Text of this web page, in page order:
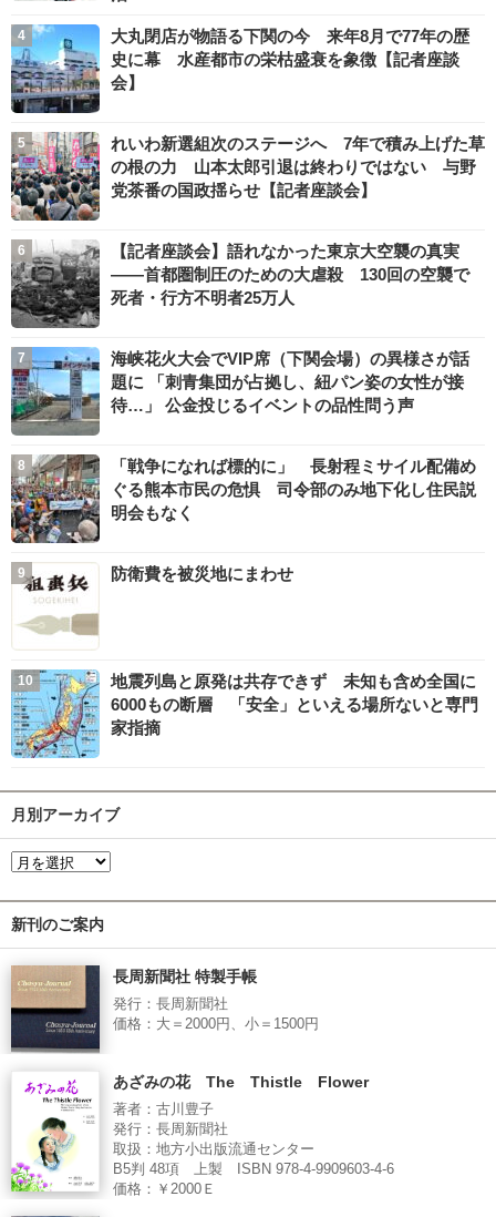
大丸閉店が物語る下関の今 来年8月で77年の歴
史に幕 水産都市の栄枯盛衰を象徴【記者座談
会】
れいわ新選組次のステージへ 7年で積み上げた草
の根の力 山本太郎引退は終わりではない 与野
党茶番の国政揺らせ【記者座談会】
【記者座談会】語れなかった東京大空襲の真実
――首都圏制圧のための大虐殺 130回の空襲で
死者・行方不明者25万人
海峡花火大会でVIP席（下関会場）の異様さが話
題に 「刺青集団が占拠し、紐パン姿の女性が接
待…」 公金投じるイベントの品性問う声
「戦争になれば標的に」 長射程ミサイル配備め
ぐる熊本市民の危惧 司令部のみ地下化し住民説
明会もなく
防衛費を被災地にまわせ
地震列島と原発は共存できず 未知も含め全国に
6000もの断層 「安全」といえる場所ないと専門
家指摘
月別アーカイブ
新刊のご案内
長周新聞社 特製手帳
発行：長周新聞社
価格：大＝2000円、小＝1500円
あざみの花 The Thistle Flower
著者：古川豊子
発行：長周新聞社
取扱：地方小出版流通センター
B5判 48項 上製 ISBN 978-4-9909603-4-6
価格：￥2000Ｅ